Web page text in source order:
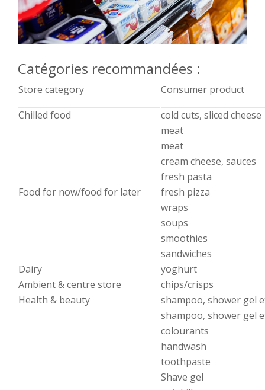
Catégories recommandées :
Store category
Consumer product
Chilled food
cold cuts, sliced cheese
meat
meat
cream cheese, sauces
fresh pasta
Food for now/food for later
fresh pizza
wraps
soups
smoothies
sandwiches
Dairy
yoghurt
Ambient & centre store
chips/crisps
Health & beauty
shampoo, shower gel
shampoo, shower gel
colourants
handwash
toothpaste
Shave gel